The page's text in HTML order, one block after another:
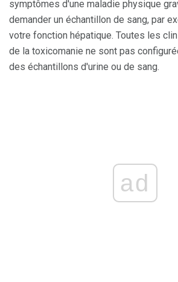
symptômes d'une maladie physique
demander un échantillon de sang, par
votre fonction hépatique. Toutes les
de la toxicomanie ne sont pas
des échantillons d'urine ou de sang.
ad